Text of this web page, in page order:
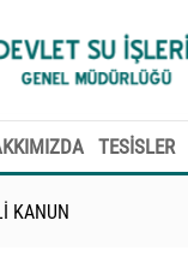
TESİSLER
KANUN